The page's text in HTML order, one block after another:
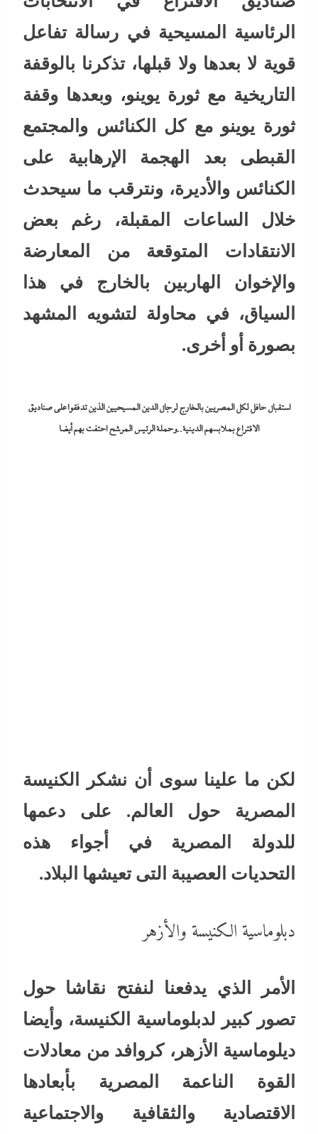
الرئاسية المسيحية في رسالة تفاعل
قوية لا بعدها ولا قبلها، تذكرنا بالوقفة
التاريخية مع ثورة يوينو، وبعدها وقفة
ثورة يوينو مع كل الكنائس والمجتمع
القبطى بعد الهجمة الإرهابية على
الكنائس والأديرة، ونترقب ما سيحدث
خلال الساعات المقبلة، رغم بعض
الانتقادات المتوقعة من المعارضة
والإخوان الهاربين بالخارج في هذا
السياق، في محاولة لتشويه المشهد
بصورة أو أخرى.
استقبال حافل لكل المصريين بالخارج لرجال الدين المسيحيين الذين تدفقوا على صناديق
الاقتراع بملابسهم الدينية..وحملة الرئيس المرشح احتفت بهم أيضا
لكن ما علينا سوى أن نشكر الكنيسة
المصرية حول العالم. على دعمها
للدولة المصرية في أجواء هذه
التحديات العصيبة التى تعيشها البلاد.
دبلوماسية الكنيسة والأزهر
الأمر الذي يدفعنا لنفتح نقاشا حول
تصور كبير لدبلوماسية الكنيسة، وأيضا
ديلوماسية الأزهر، كروافد من معادلات
القوة الناعمة المصرية بأبعادها
الاقتصادية والثقافية والاجتماعية